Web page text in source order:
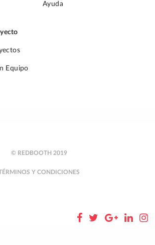
Ayuda
Equipo
© REDBOOTH 2019
Y CONDICIONES